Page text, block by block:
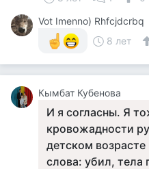
Vot Imenno) Rhfcjdcrbq
8 лет
Кымбат Кубенова
И я согласны. Я
кровожадности
детском
слова: убил, тела